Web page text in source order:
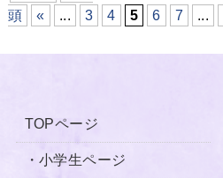
頭
« ... 3 4 5 6 7 ...
TOPページ
・小学生ページ